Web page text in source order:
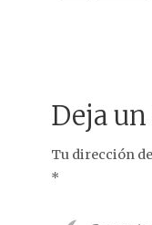
Deja
Tu dirección
*